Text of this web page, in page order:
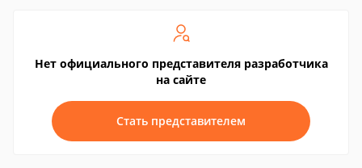
Нет официального представителя разработчика
на сайте
Стать представителем